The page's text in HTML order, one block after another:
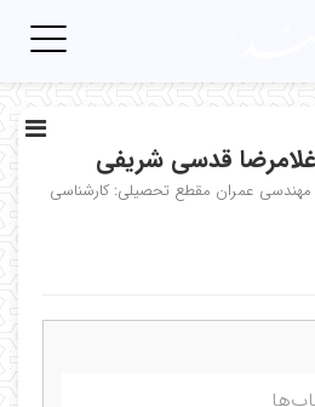
قدسی شریفی
مهندسی عمران مقطع تحصیلی: کارشناسی